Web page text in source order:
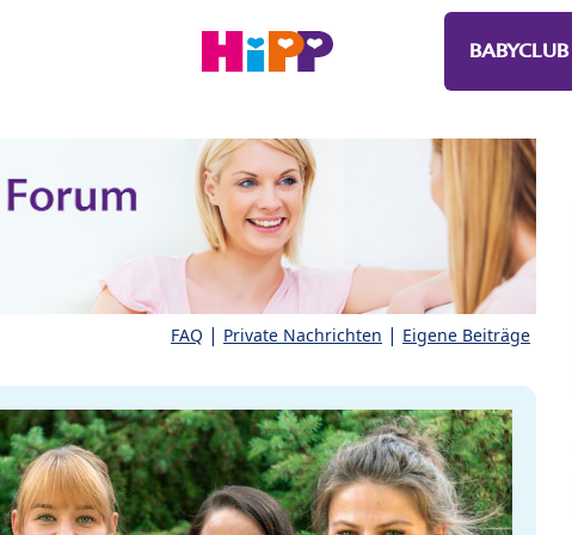
BABYCLUB
FAQ | Private Nachrichten | Eigene Beiträge